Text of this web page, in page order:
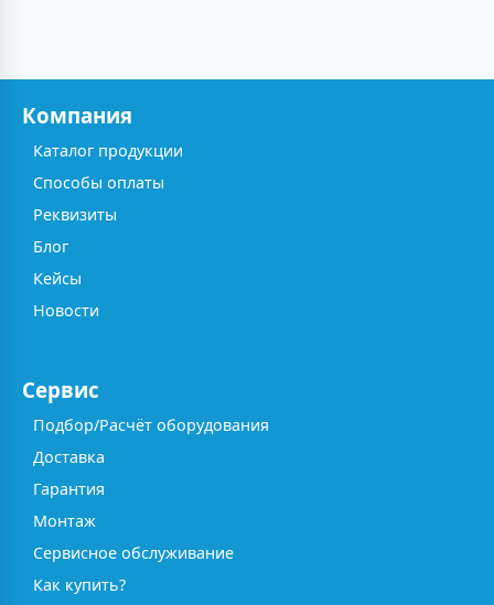
Компания
Каталог продукции
Способы оплаты
Реквизиты
Блог
Кейсы
Новости
Сервис
Подбор/Расчёт оборудования
Доставка
Гарантия
Монтаж
Сервисное обслуживание
Как купить?